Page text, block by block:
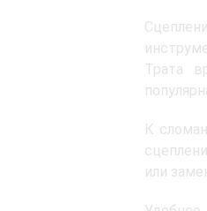
Трата
К
или